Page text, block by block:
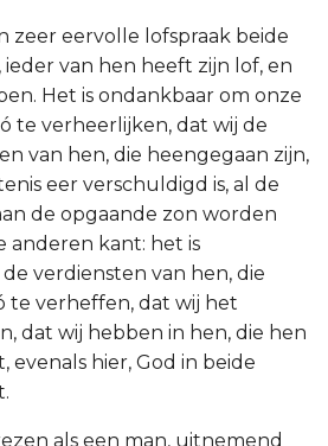
zeer eervolle lofspraak beide
ieder van hen heeft zijn lof, en
Het is ondankbaar om onze
te verheerlijken, dat wij de
van hen, die heengegaan zijn,
eer verschuldigd is, al de
de opgaande zon worden
anderen kant: het is
verdiensten van hen, die
te verheffen, dat wij het
dat wij hebben in hen, die hen
evenals hier, God in beide
als een man, uitnemend